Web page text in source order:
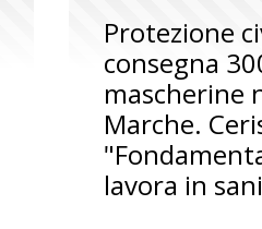
Protezione
consegna
mascherine
Marche.
lavora in